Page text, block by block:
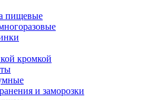
пищевые
кромкой
и заморозки